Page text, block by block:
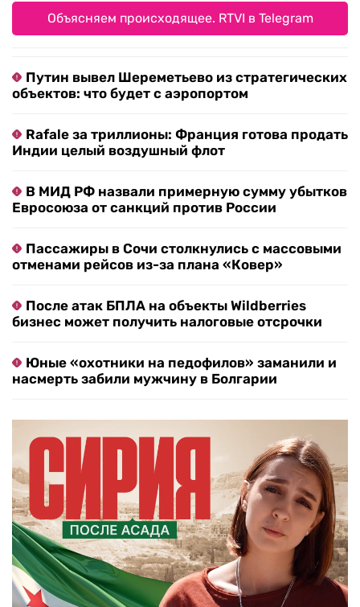
Объясняем происходящее. RTVI в Telegram
Путин вывел Шереметьево из стратегических
объектов: что будет с аэропортом
Rafale за триллионы: Франция готова продать
Индии целый воздушный флот
В МИД РФ назвали примерную сумму убытков
Евросоюза от санкций против России
Пассажиры в Сочи столкнулись с массовыми
отменами рейсов из-за плана «Ковер»
После атак БПЛА на объекты Wildberries
бизнес может получить налоговые отсрочки
Юные «охотники на педофилов» заманили и
насмерть забили мужчину в Болгарии